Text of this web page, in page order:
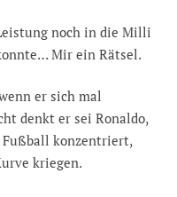
noch in die Milli
Mir ein Rätsel.
er sich mal
denkt er sei Ronaldo,
konzentriert,
kriegen.